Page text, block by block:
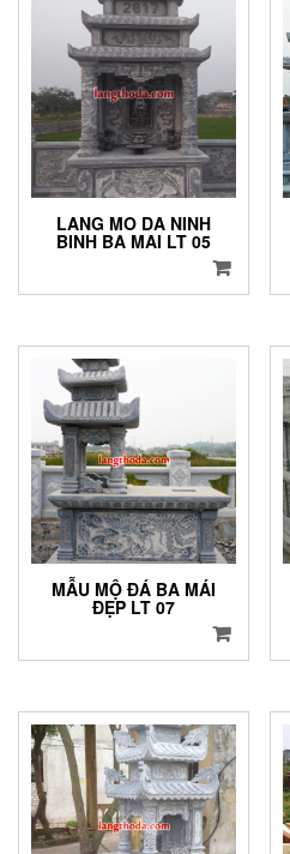
LANG MO DA NINH
BINH BA MAI LT 05
MẪU MỘ ĐÁ BA MÁI
ĐẸP LT 07